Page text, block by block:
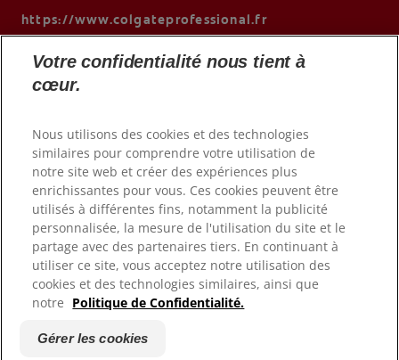
https://www.colgateprofessional.fr
© 2026 Colgate-Palmolive Company. Tous droits réservés.
Conditions d'utilisation
Politique de confidentialité
Déclaration d'accessibilité
Votre confidentialité nous tient à
cœur.
Nous utilisons des cookies et des technologies
similaires pour comprendre votre utilisation de
notre site web et créer des expériences plus
enrichissantes pour vous. Ces cookies peuvent être
utilisés à différentes fins, notamment la publicité
personnalisée, la mesure de l'utilisation du site et le
partage avec des partenaires tiers. En continuant à
utiliser ce site, vous acceptez notre utilisation des
cookies et des technologies similaires, ainsi que
notre Politique de Confidentialité.
Gérer les cookies